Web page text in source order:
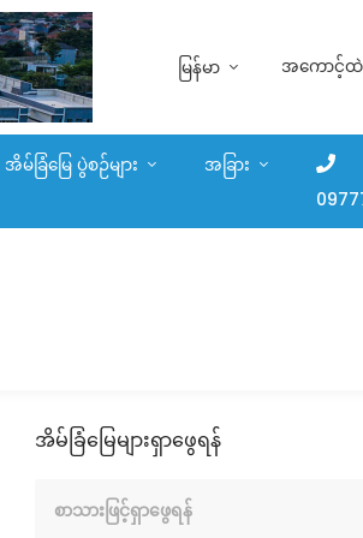
မြန်မာ အကောင့်
အိမ်ခြံမြေ ပွဲစဉ်များ
အခြား
အိမ်ခြံမြေများရှာဖွေရန်
စာသားဖြင့်ရှာဖွေရန်